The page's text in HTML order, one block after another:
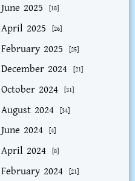
June 2025 [18]
April 2025 [26]
February 2025 [25]
December 2024 [21]
October 2024 [31]
August 2024 [34]
June 2024 [4]
April 2024 [8]
February 2024 [21]